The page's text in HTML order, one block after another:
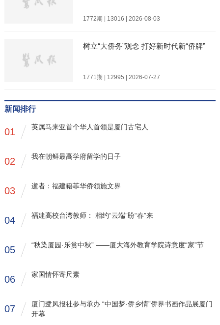
1772期 | 13016 | 2026-08-03
树立“大侨务”观念 打好新时代新“侨牌”
1771期 | 12995 | 2026-07-27
新闻排行
01 英属马来亚首个华人首领是厦门古宅人
02 我在朝鲜最高学府留学的日子
03 逝者：福建籍菲华侨领施文界
04 福建高校台湾教师： 相约“云端”盼“春”来
05 “秋染厦园·乐赏中秋” ——厦大海外教育学院诗意度“家”节
06 家国情怀寄尺素
07
厦门鹭风报社参与承办 “中国梦·侨乡情”侨界书画作品展厦门
开幕